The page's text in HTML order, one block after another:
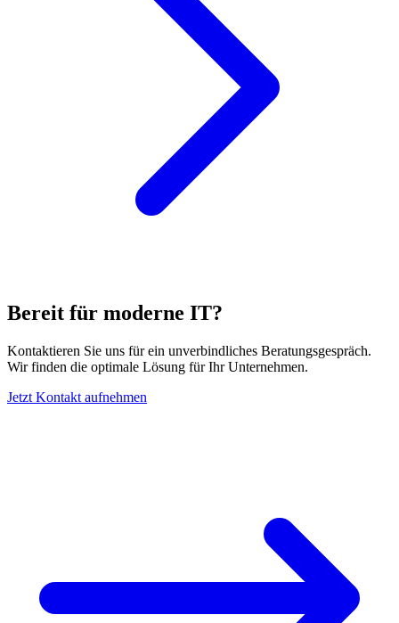
Bereit für moderne IT?
Kontaktieren Sie uns für ein unverbindliches Beratungsgespräch.
Wir finden die optimale Lösung für Ihr Unternehmen.
Jetzt Kontakt aufnehmen